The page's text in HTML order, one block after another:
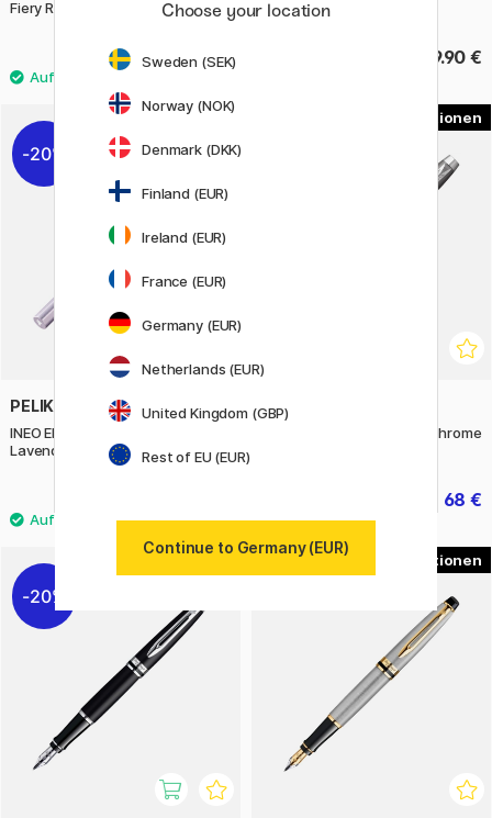
Fiery Red
32.40 €
40.50 € 49.90 €
20%
PELIKAN
INEO Elements Füllfederhalter
Lavender Scent
PARKER
IM Rituals Gradient Grey/Chrome
68 €
20%
Choose your location
Sweden (SEK)
Norway (NOK)
Denmark (DKK)
Finland (EUR)
Ireland (EUR)
France (EUR)
Germany (EUR)
Netherlands (EUR)
United Kingdom (GBP)
Rest of EU (EUR)
Continue to Germany (EUR)